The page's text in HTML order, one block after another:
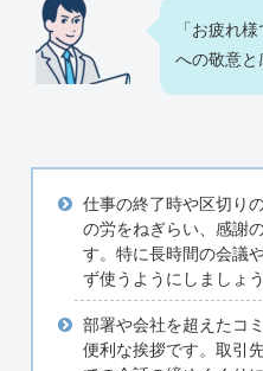
「お疲れ
への敬意と
仕事の終了時や区切り
の労をねぎらい、感謝
す。特に長時間の会議
ず使うようにしましょう
部署や会社を超えたコ
便利な挨拶です。取引